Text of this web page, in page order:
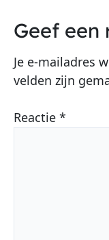
Geef een
Je e-mailadres
velden zijn
Reactie *